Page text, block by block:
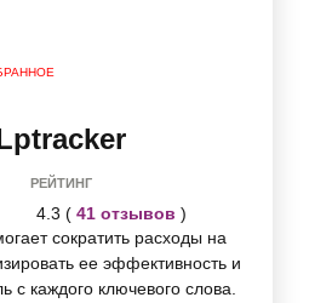
РЕЙТИНГ
4.3 ( 41 отзывов )
сократить расходы на
ее эффективность и
с каждого ключевого слова.